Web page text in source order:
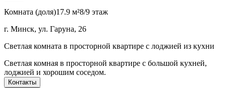
Комната (доля)17.9 м²8/9 этаж
г. Минск, ул. Гаруна, 26
Светлая комната в просторной квартире с лоджией из кухни
Светлая комная в просторной квартире с большой кухней,
лоджией и хорошим соседом.
Контакты